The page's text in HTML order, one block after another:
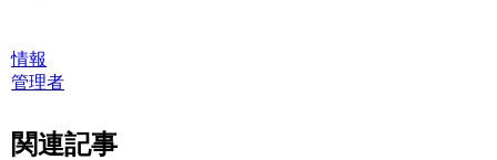
情報
管理者
関連記事